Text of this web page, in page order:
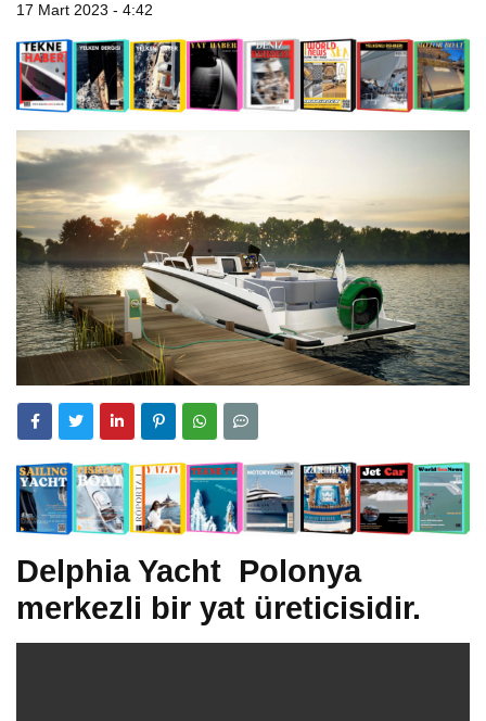
17 Mart 2023 - 4:42
Delphia Yacht Polonya
merkezli bir yat üreticisidir.